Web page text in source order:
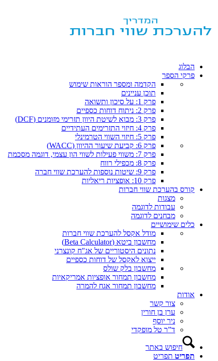
הבלוג
פרקי הספר
הקדמה ומספר הוראות שימוש
תוכן עניינים
פרק 1: על סיכון ותשואה
פרק 2: ניתוח דוחות כספיים
פרק 3: מבוא לשיטת היוון תזרימי מזומנים (DCF)
פרק 4: חיזוי התזרימים העתידיים
פרק 5: חיזוי השווי הטרמינלי
פרק 6: קביעת שיעור ההיוון (WACC)
פרק 7: משווי פעילות לשווי הון עצמי, דוגמה מסכמת
פרק 8: מכפילי רווח
פרק 9: שיטות נוספות להערכת שווי חברה
פרק 10: אופציות ריאליות
קורס בהערכת שווי חברות
מצגות
עבודות לדוגמה
מבחנים לדוגמה
כלים שימושיים
מודל אקסל להערכת שווי חברות
מחשבון ביטא (Beta Calculator)
נתונים היסטוריים של אג"ח קונצרני
ייצוא לאקסל של דוחות כספיים
מחשבון בלק שולס
מחשבון תמחור אופציות אמריקאיות
מחשבון תמחור אגח להמרה
אודות
צור קשר
ערן בן חורין
ניר יוסף
ד”ר טל מופקדי
חיפוש באתר
תפריט תפריט